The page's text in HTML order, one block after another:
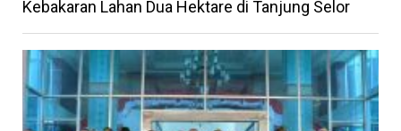
Kebakaran Lahan Dua Hektare di Tanjung Selor